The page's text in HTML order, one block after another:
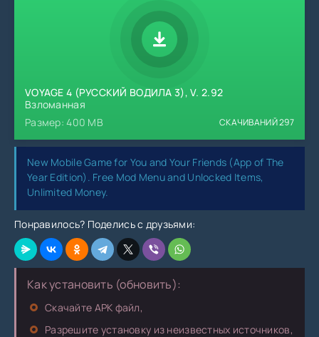
VOYAGE 4 (РУССКИЙ ВОДИЛА 3), V. 2.92
Взломанная
Размер: 400 MB
СКАЧИВАНИЙ297
New Mobile Game for You and Your Friends (App of The
Year Edition). Free Mod Menu and Unlocked Items,
Unlimited Money.
Понравилось? Поделись с друзьями:
Как установить (обновить):
Скачайте APK файл,
Разрешите установку из неизвестных источников,